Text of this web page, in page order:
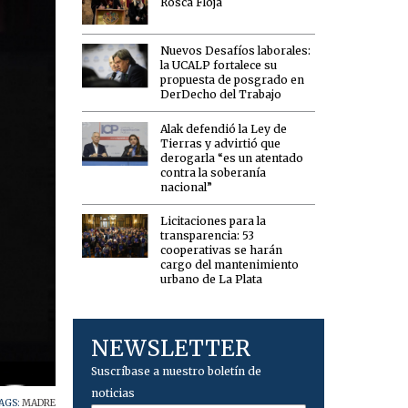
MADRE
Nuevos Desafíos laborales:
la UCALP fortalece su
propuesta de posgrado en
DerDecho del Trabajo
Alak defendió la Ley de
Tierras y advirtió que
derogarla “es un atentado
contra la soberanía
nacional”
Licitaciones para la
transparencia: 53
cooperativas se harán
cargo del mantenimiento
urbano de La Plata
NEWSLETTER
Suscríbase a nuestro boletín de
noticias